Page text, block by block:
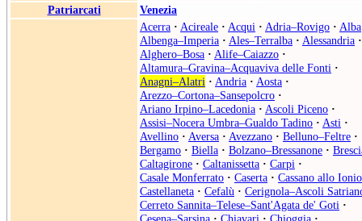
Patriarcati
Venezia
Acerra · Acireale · Acqui · Adria–Rovigo · Alba
Albenga–Imperia · Ales–Terralba · Alessandria ·
Alghero–Bosa · Alife–Caiazzo ·
Altamura–Gravina–Acquaviva delle Fonti ·
Anagni–Alatri · Andria · Aosta ·
Arezzo–Cortona–Sansepolcro ·
Ariano Irpino–Lacedonia · Ascoli Piceno ·
Assisi–Nocera Umbra–Gualdo Tadino · Asti ·
Avellino · Aversa · Avezzano · Belluno–Feltre ·
Bergamo · Biella · Bolzano–Bressanone ·
Caltagirone · Caltanissetta · Carpi ·
Casale Monferrato · Caserta · Cassano allo Ionio
Castellaneta · Cefalù · Cerignola–Ascoli
Cerreto Sannita–Telese–Sant'Agata de' Goti ·
Cesena–Sarsina · Chiavari · Chioggia ·